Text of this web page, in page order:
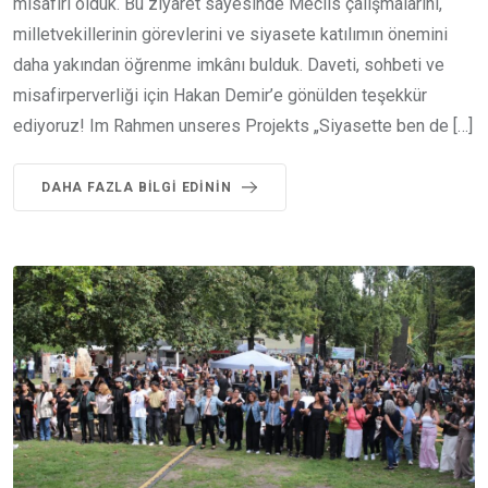
milletvekillerinin görevlerini ve siyasete katılımın önemini
daha yakından öğrenme imkânı bulduk. Daveti, sohbeti ve
misafirperverliği için Hakan Demir’e gönülden teşekkür
ediyoruz! Im Rahmen unseres Projekts „Siyasette ben de […]
DAHA FAZLA BILGI EDININ